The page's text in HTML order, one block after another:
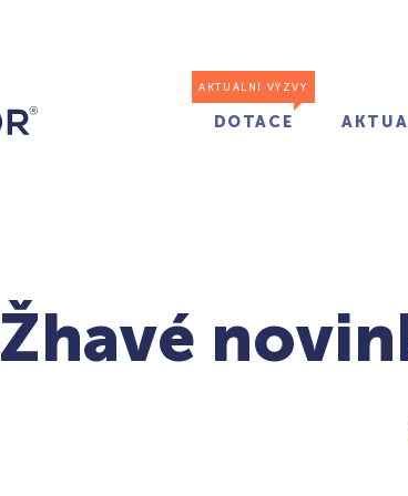
AKTUÁLNÍ VÝZVY
DOTACE
Žhavé